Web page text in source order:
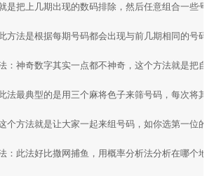
是把上几期出现的数码排除，然后任意组合一些
方法是根据每期号码都会出现与前几期相同的号
：神奇数字其实一点都不神奇，这个方法就是把
法最典型的是用三个麻将色子来筛号码，每次将
个方法就是让大家一起来组号码，如你选第一位
：此法好比撒网捕鱼，用概率分析法分析在哪个